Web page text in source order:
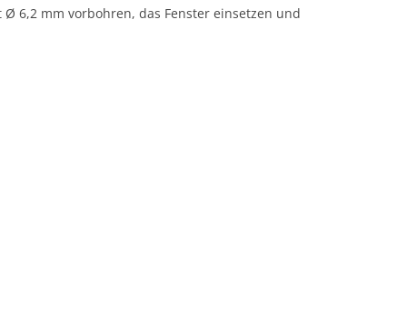
6,2 mm vorbohren, das Fenster einsetzen und